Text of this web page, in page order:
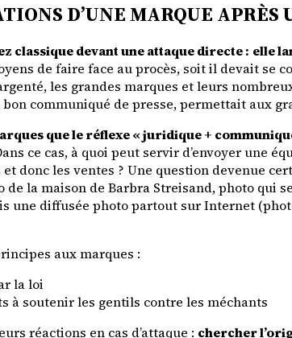
D’UNE MARQUE APRÈS
classique devant une attaque directe : elle
de faire face au procès, soit il devait
les grandes marques et leurs
communiqué de presse, permettait aux
que le réflexe « juridique +
ce cas, à quoi peut servir d’envoyer une
donc les ventes ? Une question devenue
la maison de Barbra Streisand, photo qui
une diffusée photo partout sur Internet
aux marques :
la loi
à soutenir les gentils contre les méchants
réactions en cas d’attaque : chercher